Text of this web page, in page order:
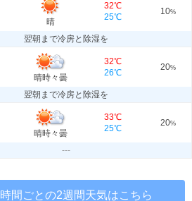
晴
32℃
25℃
10%
翌朝まで冷房と除湿を
晴時々曇
32℃
26℃
20%
翌朝まで冷房と除湿を
晴時々曇
33℃
25℃
20%
---
間ごとの2週間天気はこちら